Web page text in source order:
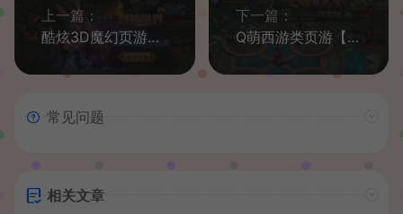
上一篇：
酷炫3D魔幻页游【大青云】最新整理Win系一键即玩服务端+GM工具+详细搭建教程
下一篇：
Q萌西游类页游【西游梦】最新整理Win系一键即玩服务端+详细搭建教程
常见问题
相关文章